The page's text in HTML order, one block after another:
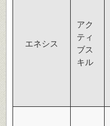
エネシス
アク
ティ
ブス
キル